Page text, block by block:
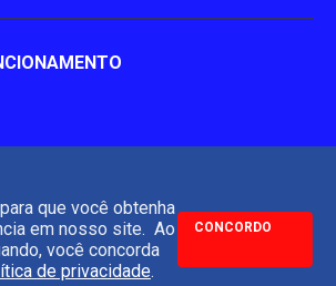
que você obtenha
em nosso site. Ao
você concorda
de privacidade.
CONCORDO